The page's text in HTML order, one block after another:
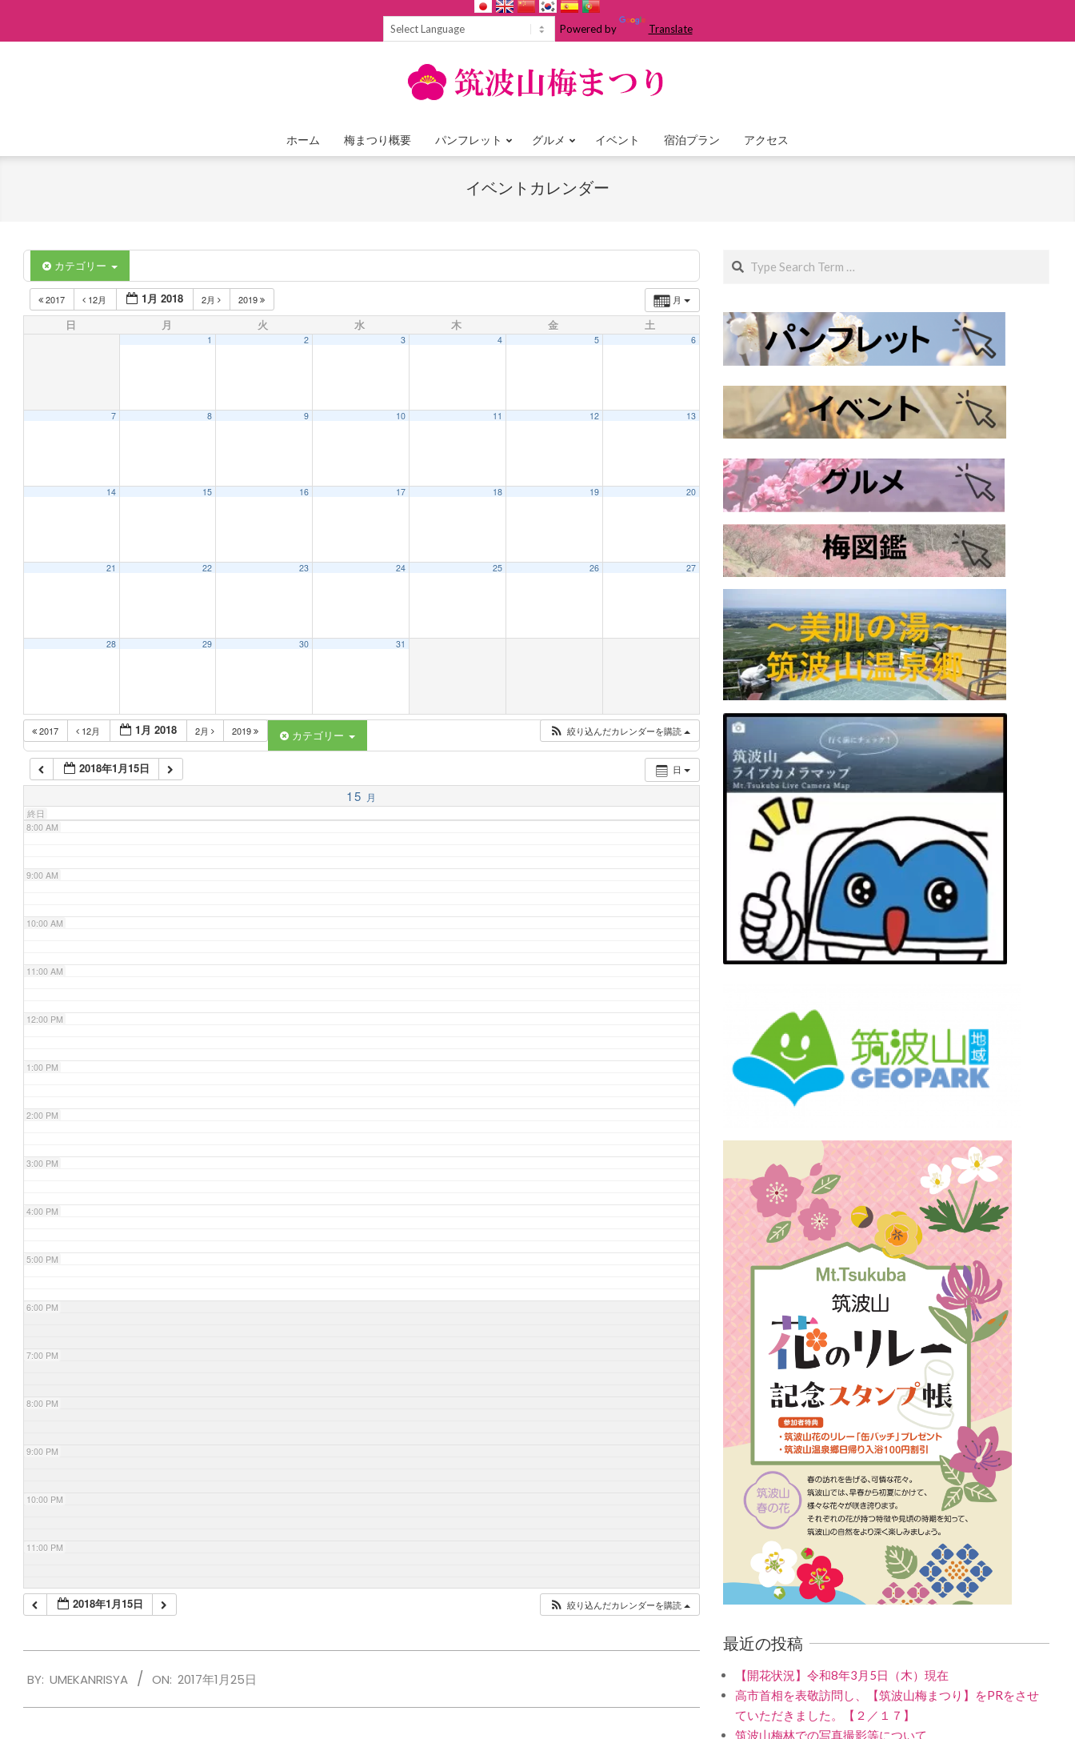
Powered by Translate
Primary
Menu
ホーム 梅まつり概要 パンフレット グルメ イベント 宿泊プラン アクセス
イベントカレンダー
カテゴリー
月
2017 12月 1月 2018 2月 2019
日 月 火 水 木 金 土
1 2 3 4 5 6
7 8 9 10 11 12 13
14 15 16 17 18 19 20
21 22 23 24 25 26 27
28 29 30 31
2017 12月 1月 2018 2月 2019 絞り込んだカレンダーを購読
カテゴリー
日
2018年1月15日
15 月
終日
4:00 AM
6:00 AM
7:00 AM
8:00 AM
9:00 AM
10:00 AM
11:00 AM
12:00 PM
1:00 PM
2:00 PM
3:00 PM
4:00 PM
5:00 PM
6:00 PM
7:00 PM
8:00 PM
9:00 PM
10:00 PM
11:00 PM
2018年1月15日 絞り込んだカレンダーを購読
01-
BY: UMEKANRISYA ON: 2017年1月25日
Search
最近の投稿
【開花状況】令和8年3月5日（木）現在
高市首相を表敬訪問し、【筑波山梅まつり】をPRをさせ
ていただきました。【２／１７】
筑波山梅林での写真撮影等について